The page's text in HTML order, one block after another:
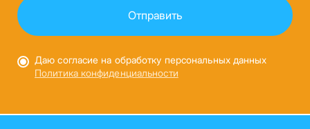
Даю согласие на обработку персональных данных
Политика конфиденциальности